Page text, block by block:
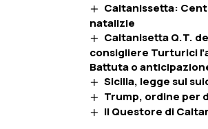
Caltanissetta:
natalizie
Caltanisetta Q.T.
consigliere Turturici
Battuta o
Sicilia, legge sul
Trump, ordine per
Il Questore di